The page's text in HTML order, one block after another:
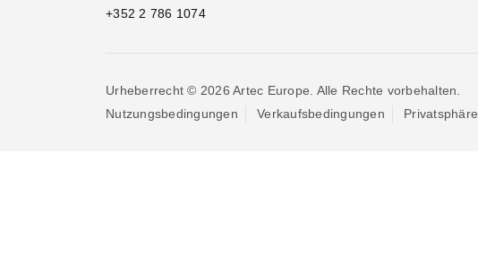
+352 2 786 1074
Urheberrecht © 2026 Artec Europe. Alle Rechte vorbehalten.
Nutzungsbedingungen
Verkaufsbedingungen Privatsphäre